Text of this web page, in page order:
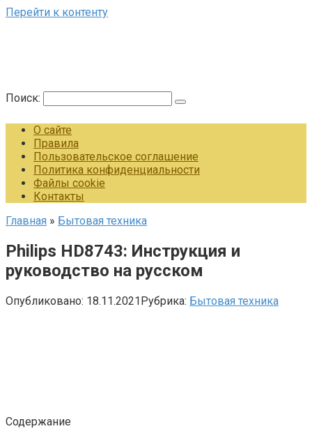
Перейти к контенту
Поиск:
О сайте
Правила
Пользовательское соглашение
Политика конфиденциальности
Файлы cookie
Контакты
Главная » Бытовая техника
Philips HD8743: Инструкция и
руководство на русском
Опубликовано: 18.11.2021Рубрика: Бытовая техника
Содержание